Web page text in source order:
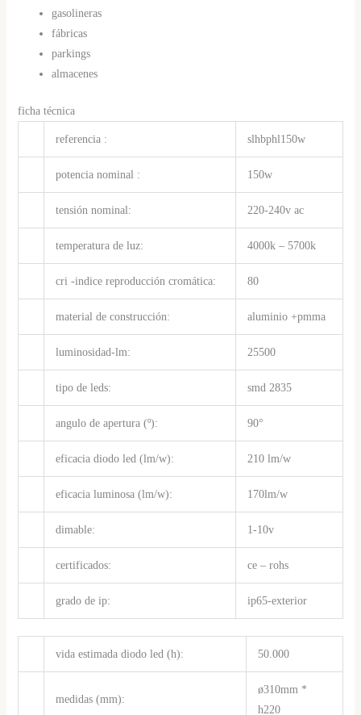
gasolineras
fábricas
parkings
almacenes
ficha técnica
referencia : slhbphl150w
potencia nominal : 150w
tensión nominal: 220-240v ac
temperatura de luz: 4000k – 5700k
cri -indice reproducción cromática: 80
material de construcción: aluminio +pmma
luminosidad-lm: 25500
tipo de leds: smd 2835
angulo de apertura (º): 90°
eficacia diodo led (lm/w): 210 lm/w
eficacia luminosa (lm/w): 170lm/w
dimable: 1-10v
certificados: ce – rohs
grado de ip: ip65-exterior
vida estimada diodo led (h): 50.000
medidas (mm):
ø310mm *
h220